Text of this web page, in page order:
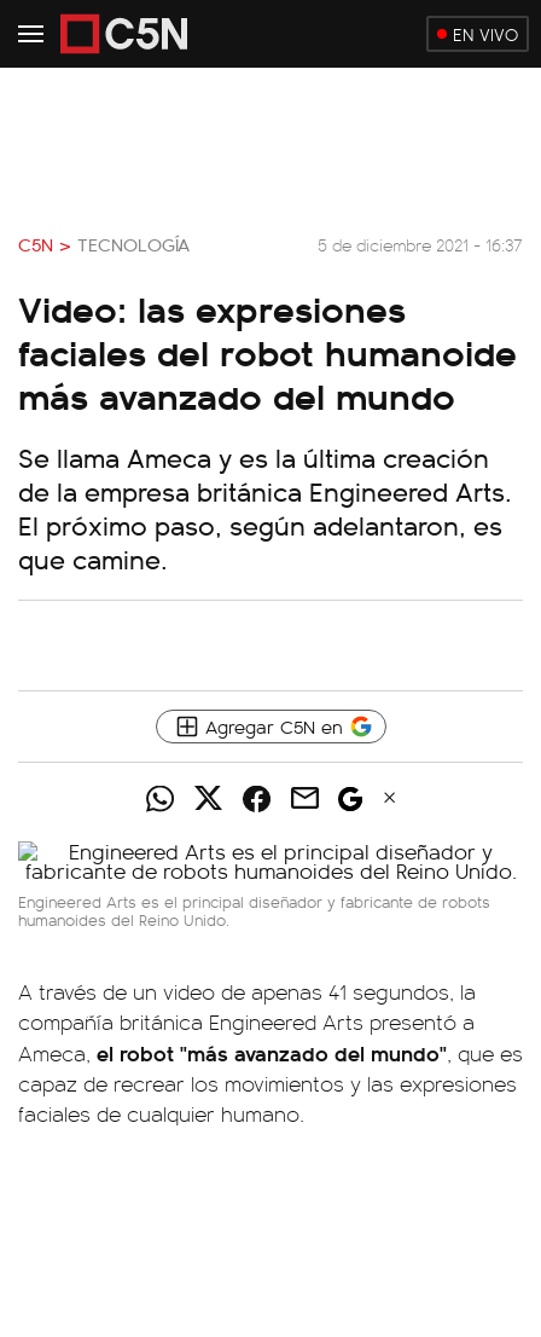
EN VIVO
C5N > TECNOLOGÍA 5 de diciembre 2021 - 16:37
Video: las expresiones
faciales del robot humanoide
más avanzado del mundo
Se llama Ameca y es la última creación
de la empresa británica Engineered Arts.
El próximo paso, según adelantaron, es
que camine.
Agregar C5N en
Engineered Arts es el principal diseñador y fabricante de robots
humanoides del Reino Unido.
A través de un video de apenas 41 segundos, la
compañía británica Engineered Arts presentó a
Ameca, el robot "más avanzado del mundo", que es
capaz de recrear los movimientos y las expresiones
faciales de cualquier humano.